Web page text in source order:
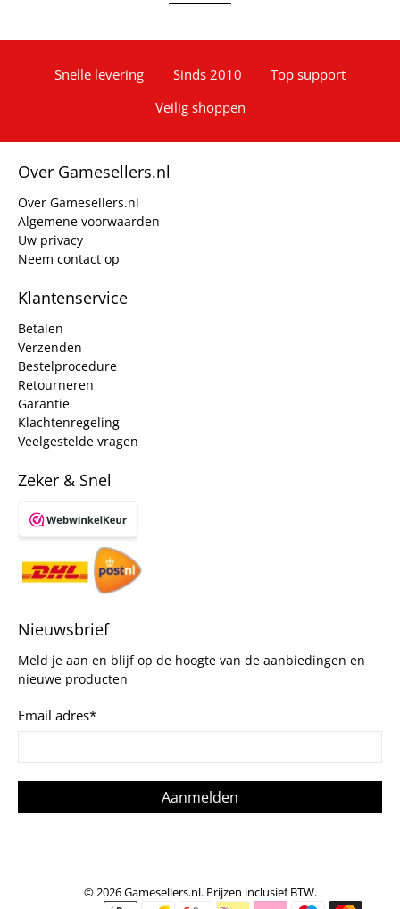
Snelle levering Sinds 2010
Top support
Veilig shoppen
Over Gamesellers.nl
Over Gamesellers.nl
Algemene voorwaarden
Uw privacy
Neem contact op
Klantenservice
Betalen
Verzenden
Bestelprocedure
Retourneren
Garantie
Klachtenregeling
Veelgestelde vragen
Zeker & Snel
Nieuwsbrief
Meld je aan en blijf op de hoogte van de aanbiedingen en
nieuwe producten
Email adres*
Aanmelden
© 2026Gamesellers.nl. Prijzen inclusief BTW.